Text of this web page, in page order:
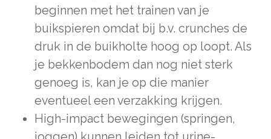
beginnen met het trainen van je
buikspieren omdat bij b.v. crunches de
druk in de buikholte hoog op loopt. Als
je bekkenbodem dan nog niet sterk
genoeg is, kan je op die manier
eventueel een verzakking krijgen.
High-impact bewegingen (springen,